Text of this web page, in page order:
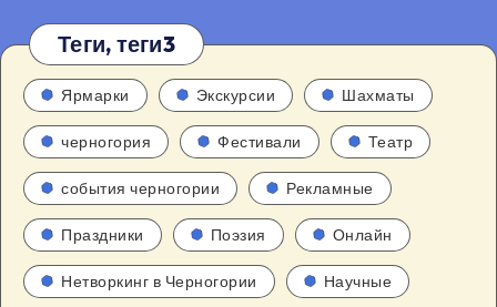
Теги, теги3
Ярмарки Экскурсии Шахматы
черногория Фестивали Театр
события черногории Рекламные
Праздники Поэзия Онлайн
Нетворкинг в Черногории Научные